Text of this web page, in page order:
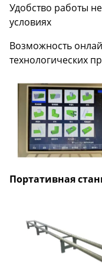
Удобство работы
условиях
Возможность
технологических
Портативная